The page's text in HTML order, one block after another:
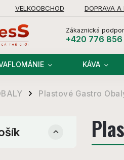
VELKOOBCHOD DOPRAVA A
Zákaznická
+420 776
KÁVA
/ Plastové Gastro